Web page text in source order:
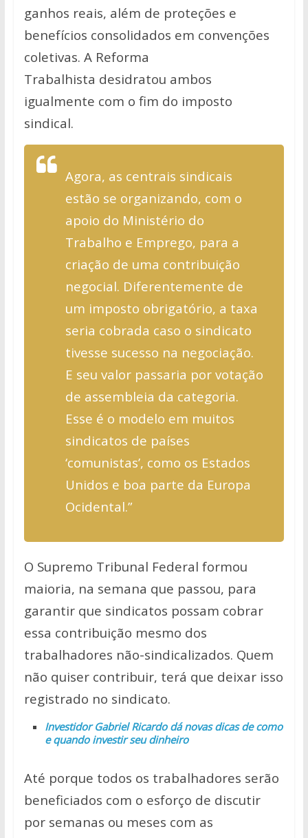
ganhos reais, além de proteções e
benefícios consolidados em convenções
coletivas. A Reforma
Trabalhista desidratou ambos
igualmente com o fim do imposto
sindical.
Agora, as centrais sindicais
estão se organizando, com o
apoio do Ministério do
Trabalho e Emprego, para a
criação de uma contribuição
negocial. Diferentemente de
um imposto obrigatório, a taxa
seria cobrada caso o sindicato
tivesse sucesso na negociação.
E seu valor passaria por votação
de assembleia da categoria.
Esse é o modelo em muitos
sindicatos de países
‘comunistas’, como os Estados
Unidos e boa parte da Europa
Ocidental.”
O Supremo Tribunal Federal formou
maioria, na semana que passou, para
garantir que sindicatos possam cobrar
essa contribuição mesmo dos
trabalhadores não-sindicalizados. Quem
não quiser contribuir, terá que deixar isso
registrado no sindicato.
Investidor Gabriel Ricardo dá novas dicas de como
e quando investir seu dinheiro
Até porque todos os trabalhadores serão
beneficiados com o esforço de discutir
por semanas ou meses com as